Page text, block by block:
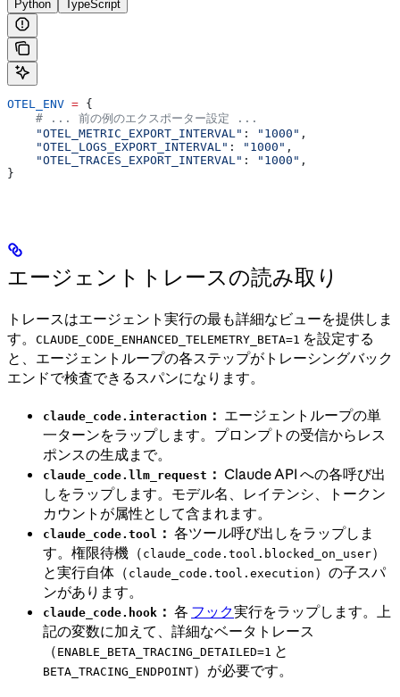
Python TypeScript
OTEL_ENV = {
    # ... 前の例のエクスポーター設定 ...
    "OTEL_METRIC_EXPORT_INTERVAL"
: "1000" ,
    "OTEL_LOGS_EXPORT_INTERVAL"
: "1000" ,
    "OTEL_TRACES_EXPORT_INTERVAL"
: "1000" ,
}
エージェントトレースの読み取り
トレースはエージェント実行の最も詳細なビューを提供しま
す。
CLAUDE_CODE_ENHANCED_TELEMETRY_BETA=1 を設定する
と、エージェントループの各ステップがトレーシングバック
エンドで検査できるスパンになります。
claude_code.interaction ： エージェントループの単
一ターンをラップします。プロンプトの受信からレス
ポンスの生成まで。
claude_code.llm_request ： Claude API への各呼び出
しをラップします。モデル名、レイテンシ、トークン
カウントが属性として含まれます。
claude_code.tool ： 各ツール呼び出しをラップしま
す。権限待機（ claude_code.tool.blocked_on_user）
と実行自体（ claude_code.tool.execution ）の子スパ
ンがあります。
claude_code.hook ： 各 フック実行をラップします。上
記の変数に加えて、詳細なベータトレース
（ ENABLE_BETA_TRACING_DETAILED=1 と
BETA_TRACING_ENDPOINT）が必要です。